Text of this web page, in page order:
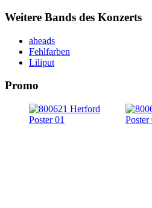
Weitere Bands des Konzerts
aheads
Fehlfarben
Liliput
Promo